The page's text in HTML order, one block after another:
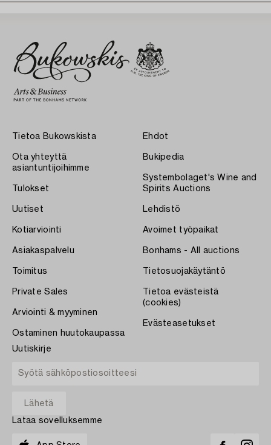
Tietoa Bukowskista
Ota yhteyttä
asiantuntijoihimme
Tulokset
Uutiset
Kotiarviointi
Asiakaspalvelu
Toimitus
Private Sales
Arviointi & myyminen
Ostaminen huutokaupassa
Ehdot
Bukipedia
Systembolaget's Wine and
Spirits Auctions
Lehdistö
Avoimet työpaikat
Bonhams - All auctions
Tietosuojakäytäntö
Tietoa evästeistä
(cookies)
Evästeasetukset
Uutiskirje
Lataa sovelluksemme